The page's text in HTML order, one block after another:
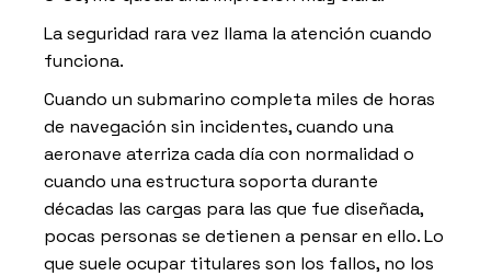
La seguridad rara vez llama la atención cuando
funciona.
Cuando un submarino completa miles de horas
de navegación sin incidentes, cuando una
aeronave aterriza cada día con normalidad o
cuando una estructura soporta durante
décadas las cargas para las que fue diseñada,
pocas personas se detienen a pensar en ello. Lo
que suele ocupar titulares son los fallos, no los